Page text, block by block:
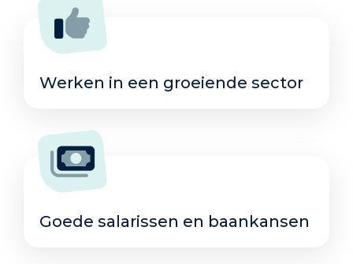
Werken in een groeiende sector
Goede salarissen en baankansen